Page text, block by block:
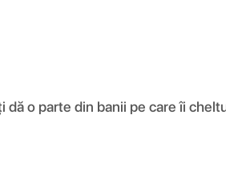
o parte din banii pe care îi